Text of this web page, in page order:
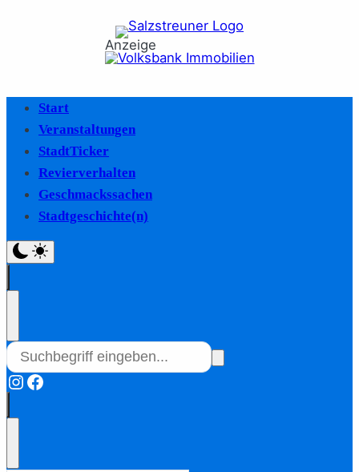
Anzeige
Start
Veranstaltungen
StadtTicker
Revierverhalten
Geschmackssachen
Stadtgeschichte(n)
Instagram
Facebook